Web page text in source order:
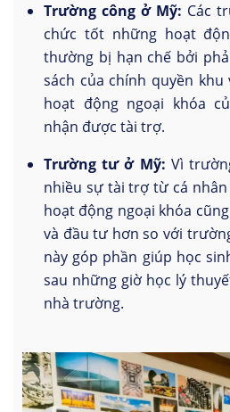
Trường công ở Mỹ: Các
chức tốt những hoạt
thường bị hạn chế bởi
sách của chính quyền
hoạt động ngoại khóa
nhận được tài trợ.
Trường tư ở Mỹ: Vì
nhiều sự tài trợ từ cá
hoạt động ngoại khóa
và đầu tư hơn so với
này góp phần giúp học
sau những giờ học lý
nhà trường.